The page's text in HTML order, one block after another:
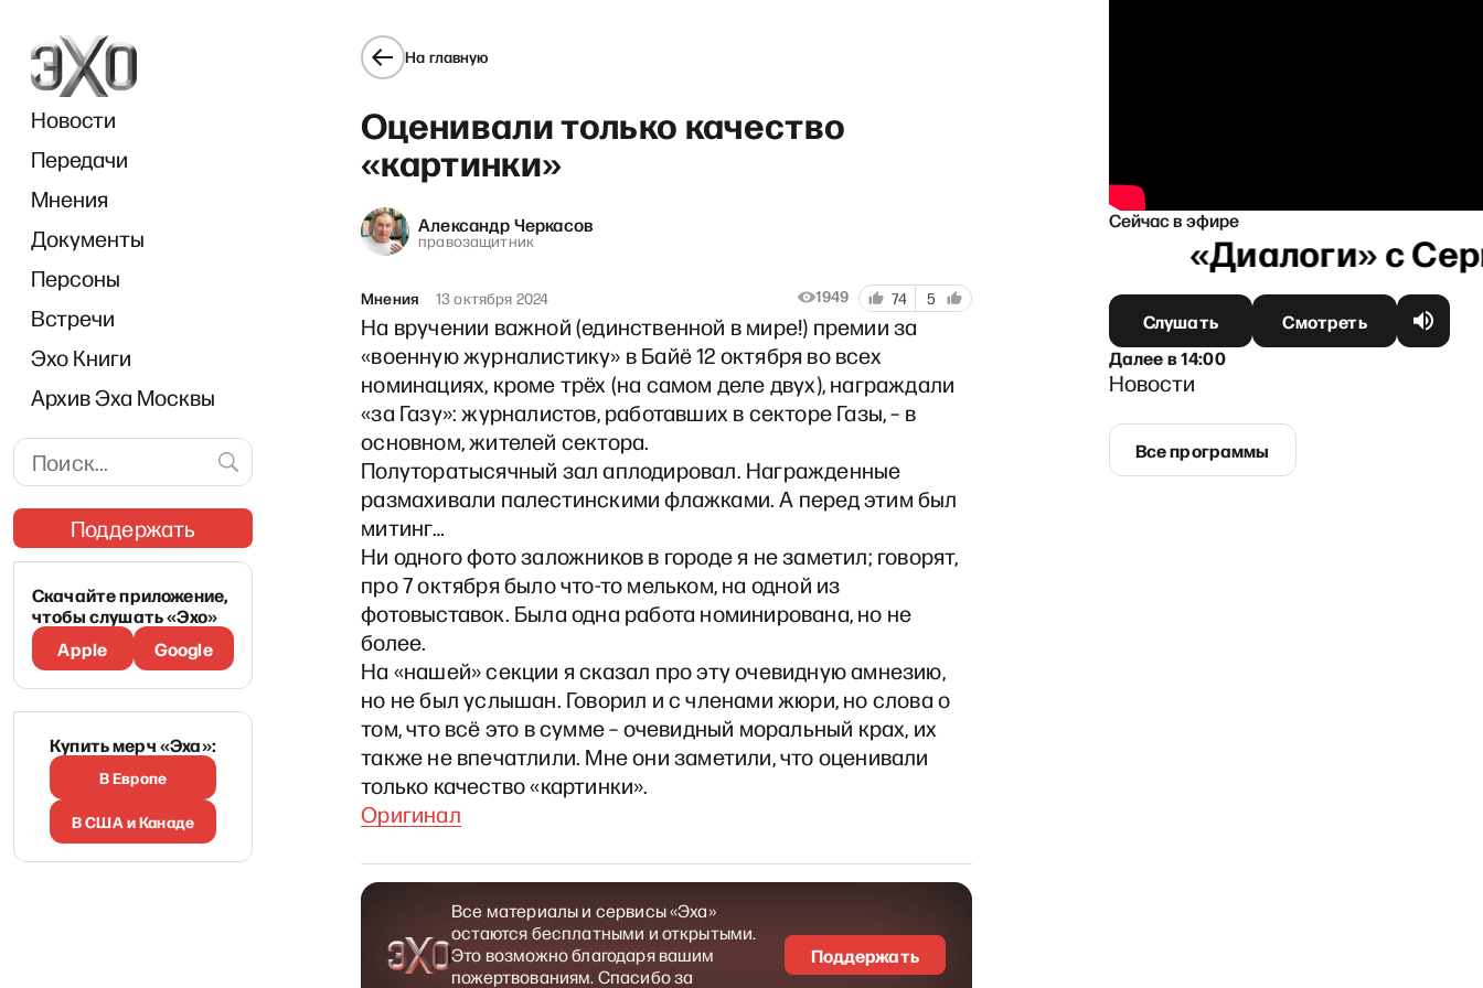
Новости
Передачи
Мнения
Документы
Персоны
Встречи
Эхо Книги
Архив Эха Москвы
Поддержать
Скачайте приложение,
чтобы слушать «Эхо»
Apple
Google
Купить мерч «Эха»:
В Европе
В США и Канаде
На главную
Оценивали только качество
«картинки»
Александр Черкасов
правозащитник
Мнения 13 октября 2024 1949 74 5
На вручении важной (единственной в мире!) премии за
«военную журналистику» в Байё 12 октября во всех
номинациях, кроме трёх (на самом деле двух), награждали
«за Газу»: журналистов, работавших в секторе Газы, – в
основном, жителей сектора.
Полуторатысячный зал аплодировал. Награжденные
размахивали палестинскими флажками. А перед этим был
митинг…
Ни одного фото заложников в городе я не заметил; говорят,
про 7 октября было что-то мельком, на одной из
фотовыставок. Была одна работа номинирована, но не
более.
На «нашей» секции я сказал про эту очевидную амнезию,
но не был услышан. Говорил и с членами жюри, но слова о
том, что всё это в сумме – очевидный моральный крах, их
также не впечатлили. Мне они заметили, что оценивали
только качество «картинки».
Оригинал
Все материалы и сервисы «Эха»
остаются бесплатными и открытыми.
Это возможно благодаря вашим
пожертвованиям. Спасибо за
Поддержать
Сейчас в эфире
«Диалоги» с Сергеем Асланяном
Слушать
Смотреть
Далеев14:00
Новости
Все программы